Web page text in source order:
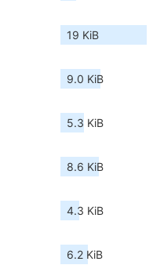
19 KiB
9.0 KiB
5.3 KiB
8.6 KiB
4.3 KiB
6.2 KiB